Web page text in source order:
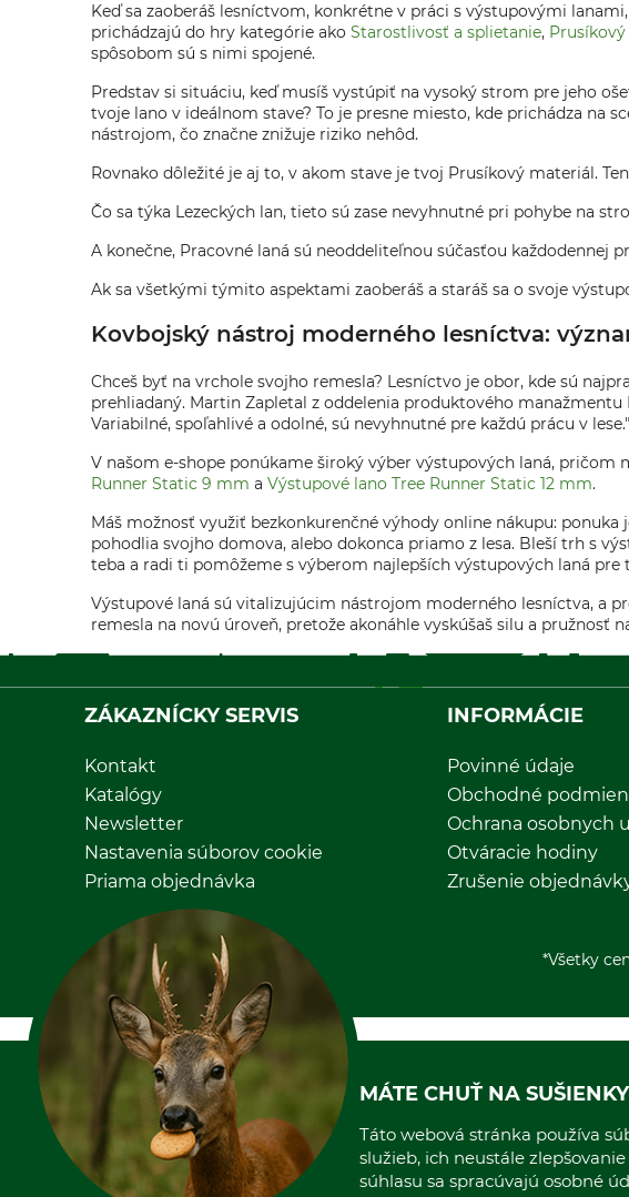
Keď sa zaoberáš lesníctvom, konkrétne v práci s výstupovými
prichádzajú do hry kategórie ako Starostlivosť a splietanie,
spôsobom sú s nimi spojené.
Predstav si situáciu, keď musíš vystúpiť na vysoký strom pre jeho
tvoje lano v ideálnom stave? To je presne miesto, kde prichádza na
nástrojom, čo značne znižuje riziko nehôd.
Rovnako dôležité je aj to, v akom stave je tvoj Prusíkový materiál.
Čo sa týka Lezeckých lan, tieto sú zase nevyhnutné pri pohybe na
A konečne, Pracovné laná sú neoddeliteľnou súčasťou každodennej
Ak sa všetkými týmito aspektami zaoberáš a staráš sa o svoje
Kovbojský nástroj moderného lesníctva:
Chceš byť na vrchole svojho remesla? Lesníctvo je obor, kde sú
prehliadaný. Martin Zapletal z oddelenia produktového
Variabilné, spoľahlivé a odolné, sú nevyhnutné pre každú prácu v lese."
V našom e-shope ponúkame široký výber výstupových laná, pričom
Runner Static 9 mm a Výstupové lano Tree Runner Static 12 mm.
Máš možnosť využiť bezkonkurenčné výhody online nákupu:
pohodlia svojho domova, alebo dokonca priamo z lesa. Bleší trh s
teba a radi ti pomôžeme s výberom najlepších výstupových laná pre
Výstupové laná sú vitalizujúcim nástrojom moderného lesníctva, a
remesla na novú úroveň, pretože akonáhle vyskúšaš silu a pružnosť
ZÁKAZNÍCKY SERVIS
Kontakt
Katalógy
Newsletter
Nastavenia súborov cookie
Priama objednávka
INFORMÁCIE
Povinné údaje
Obchodné
Ochrana osobnych
Otváracie hodiny
Zrušenie
*Všetky
MÁTE CHUŤ NA
Táto webová stránka používa
služieb, ich neustále
súhlasu sa spracúvajú osobné